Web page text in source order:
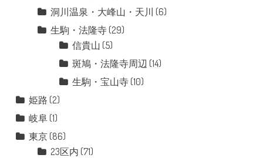
洞川温泉・大峰山・天川 (6)
生駒・法隆寺(29)
信貴山 (5)
斑鳩・法隆寺周辺 (14)
生駒・宝山寺(10)
姫路 (2)
岐阜(1)
東京(86)
23区内 (71)